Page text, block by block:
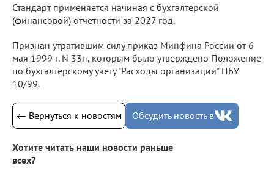
Стандарт применяется начиная с бухгалтерской
(финансовой) отчетности за 2027 год.
Признан утратившим силу приказ Минфина России от 6
мая 1999 г. N 33н, которым было утверждено Положение
по бухгалтерскому учету "Расходы организации" ПБУ
10/99.
← Вернуться к новостям Обсудить новость в
Хотите читать наши новости раньше
всех?